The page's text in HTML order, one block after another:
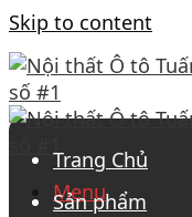
Skip to content
Menu
Trang Chủ
Sản phẩm